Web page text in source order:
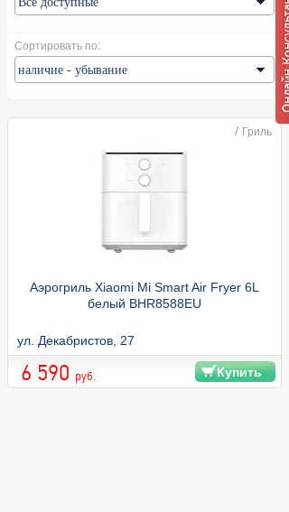
Сортировать по:
/ Гриль
Аэрогриль Xiaomi Mi Smart Air Fryer 6L
белый BHR8588EU
ул. Декабристов, 27
6 590 руб. Купить